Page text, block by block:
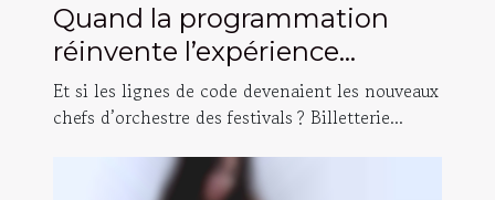
Quand la programmation
réinvente l’expérience
festivalière : histoires
inattendues
Et si les lignes de code devenaient les nouveaux
chefs d’orchestre des festivals ? Billetterie...